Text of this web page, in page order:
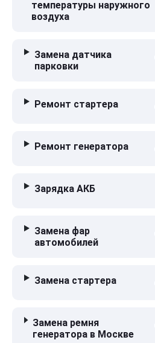
температуры наружного
воздуха
Замена датчика
парковки
Ремонт стартера
Ремонт генератора
Зарядка АКБ
Замена фар
автомобилей
Замена стартера
Замена ремня
генератора в Москве